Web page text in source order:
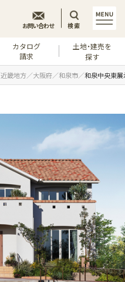
カタログ
請求
土地・建売を
探す
お問い合わせ 検索
近畿地方 大阪府 和泉市 和泉中央東展